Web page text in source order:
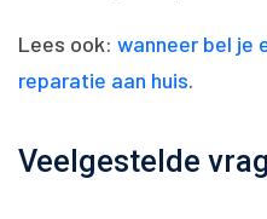
Lees ook: wanneer bel je
reparatie aan huis.
Veelgestelde